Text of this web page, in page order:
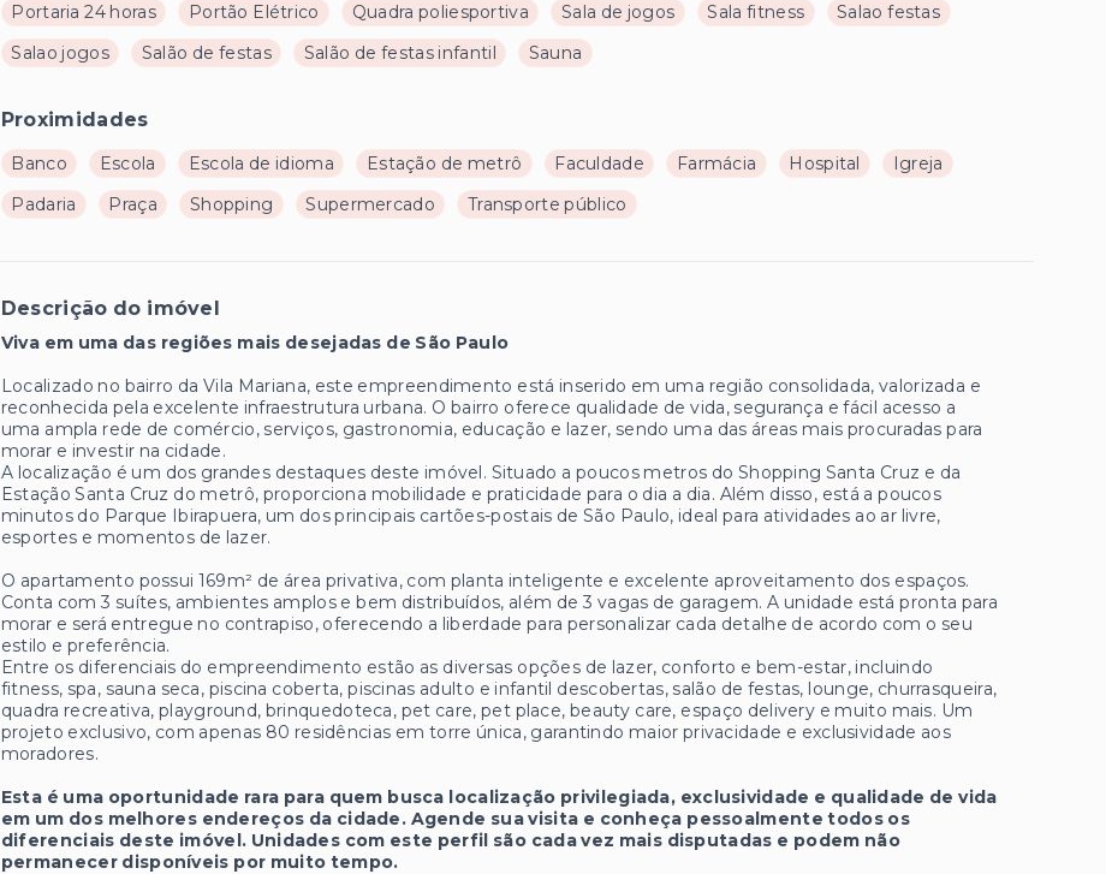
Portaria 24 horas
Portão Elétrico Quadra poliesportiva Sala de jogos Sala fitness
Salao festas
Salao jogos
Salão de festas Salão de festas infantil Sauna
Proximidades
Banco Escola Escola de idioma Estação de metrô Faculdade Farmácia Hospital
Igreja
Padaria
Praça Shopping Supermercado Transporte público
Descrição do imóvel
Viva em uma das regiões mais desejadas de São Paulo
Localizado no bairro da Vila Mariana, este empreendimento está inserido em uma região consolidada, valorizada e
reconhecida pela excelente infraestrutura urbana. O bairro oferece qualidade de vida, segurança e fácil acesso a
uma ampla rede de comércio, serviços, gastronomia, educação e lazer, sendo uma das áreas mais procuradas para
morar e investir na cidade.
A localização é um dos grandes destaques deste imóvel. Situado a poucos metros do Shopping Santa Cruz e da
Estação Santa Cruz do metrô, proporciona mobilidade e praticidade para o dia a dia. Além disso, está a poucos
minutos do Parque Ibirapuera, um dos principais cartões-postais de São Paulo, ideal para atividades ao ar livre,
esportes e momentos de lazer.
O apartamento possui 169m² de área privativa, com planta inteligente e excelente aproveitamento dos espaços.
Conta com 3 suítes, ambientes amplos e bem distribuídos, além de 3 vagas de garagem. A unidade está pronta para
morar e será entregue no contrapiso, oferecendo a liberdade para personalizar cada detalhe de acordo com o seu
estilo e preferência.
Entre os diferenciais do empreendimento estão as diversas opções de lazer, conforto e bem-estar, incluindo
fitness, spa, sauna seca, piscina coberta, piscinas adulto e infantil descobertas, salão de festas, lounge, churrasqueira,
quadra recreativa, playground, brinquedoteca, pet care, pet place, beauty care, espaço delivery e muito mais. Um
projeto exclusivo, com apenas 80 residências em torre única, garantindo maior privacidade e exclusividade aos
moradores.
Esta é uma oportunidade rara para quem busca localização privilegiada, exclusividade e qualidade de vida
em um dos melhores endereços da cidade. Agende sua visita e conheça pessoalmente todos os
diferenciais deste imóvel. Unidades com este perfil são cada vez mais disputadas e podem não
permanecer disponíveis por muito tempo.